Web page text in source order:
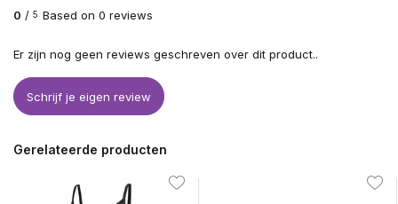
0 / 5 Based on 0 reviews
Er zijn nog geen reviews geschreven over dit product..
Schrijf je eigen review
Gerelateerde producten